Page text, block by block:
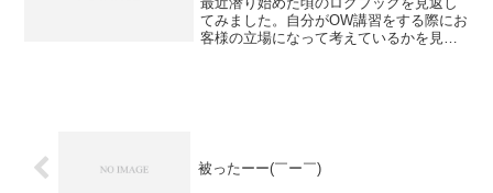
てみました。自分がOW講習をする際にお
客様の立場になって考えているかを見つ
被ったーー(￣ー￣)